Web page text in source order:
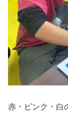
赤・ピンク・白